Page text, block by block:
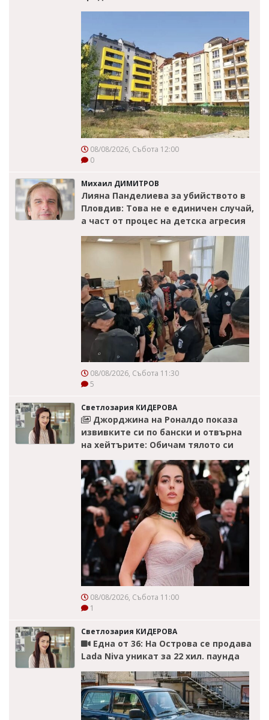
08/08/2026, Събота 12:00
0
Михаил ДИМИТРОВ
Лияна Панделиева за убийството в
Пловдив: Това не е единичен случай,
а част от процес на детска агресия
08/08/2026, Събота 11:30
5
Светлозария КИДЕРОВА
Джорджина на Роналдо показа
извивките си по бански и отвърна
на хейтърите: Обичам тялото си
08/08/2026, Събота 11:00
1
Светлозария КИДЕРОВА
Една от 36: На Острова се продава
Lada Niva уникат за 22 хил. паунда